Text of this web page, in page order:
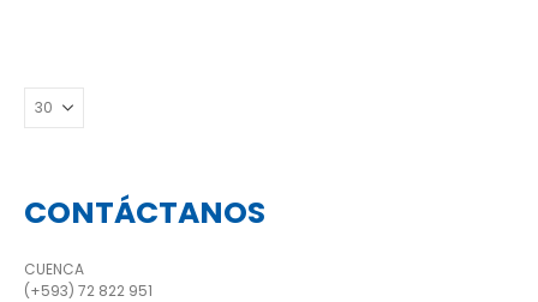
CONTÁCTANOS
CUENCA
(+593) 72 822 951